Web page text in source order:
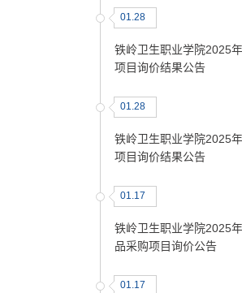
01.28
铁岭卫生职业学院2025
项目询价结果公告
01.28
铁岭卫生职业学院2025
项目询价结果公告
01.17
铁岭卫生职业学院2025
品采购项目询价公告
01.17